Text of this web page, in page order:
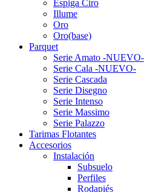
Espiga Ciro
Illume
Oro
Oro(base)
Parquet
Serie Amato -NUEVO-
Serie Cala -NUEVO-
Serie Cascada
Serie Disegno
Serie Intenso
Serie Massimo
Serie Palazzo
Tarimas Flotantes
Accesorios
Instalación
Subsuelo
Perfiles
Rodapiés